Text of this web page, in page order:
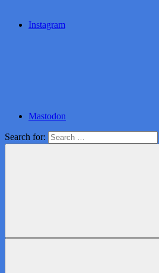
Instagram
Mastodon
Search for: